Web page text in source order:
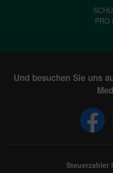
PRO
Und besuchen Sie uns
Steuerzahler